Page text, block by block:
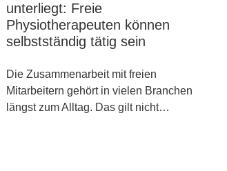
unterliegt: Freie
Physiotherapeuten können
selbstständig tätig sein
Die Zusammenarbeit mit freien
Mitarbeitern gehört in vielen Branchen
längst zum Alltag. Das gilt nicht…